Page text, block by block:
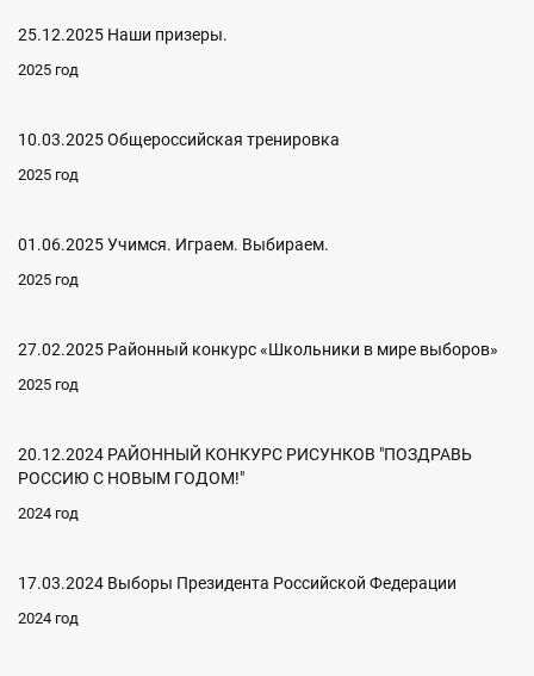
25.12.2025 Наши призеры.
2025 год
10.03.2025 Общероссийская тренировка
2025 год
01.06.2025 Учимся. Играем. Выбираем.
2025 год
27.02.2025 Районный конкурс «Школьники в мире выборов»
2025 год
20.12.2024 РАЙОННЫЙ КОНКУРС РИСУНКОВ "ПОЗДРАВЬ
РОССИЮ С НОВЫМ ГОДОМ!"
2024 год
17.03.2024 Выборы Президента Российской Федерации
2024 год